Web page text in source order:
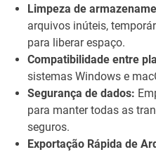
Limpeza de
arquivos inúteis,
para liberar espaço.
Compatibilidade entre
sistemas Windows e
Segurança de dados:
para manter todas as
seguros.
Exportação Rápida de